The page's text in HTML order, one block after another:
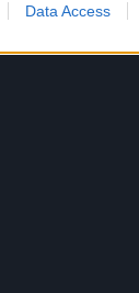
Data Access